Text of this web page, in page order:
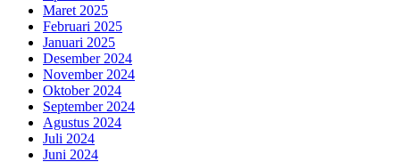
Maret 2025
Februari 2025
Januari 2025
Desember 2024
November 2024
Oktober 2024
September 2024
Agustus 2024
Juli 2024
Juni 2024